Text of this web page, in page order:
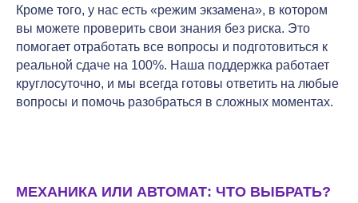
Кроме того, у нас есть «режим экзамена», в котором
вы можете проверить свои знания без риска. Это
помогает отработать все вопросы и подготовиться к
реальной сдаче на 100%. Наша поддержка работает
круглосуточно, и мы всегда готовы ответить на любые
вопросы и помочь разобраться в сложных моментах.
МЕХАНИКА ИЛИ АВТОМАТ: ЧТО ВЫБРАТЬ?